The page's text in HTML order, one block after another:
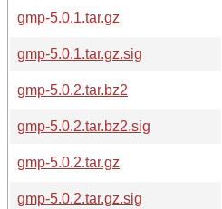
gmp-5.0.1.tar.gz
gmp-5.0.1.tar.gz.sig
gmp-5.0.2.tar.bz2
gmp-5.0.2.tar.bz2.sig
gmp-5.0.2.tar.gz
gmp-5.0.2.tar.gz.sig